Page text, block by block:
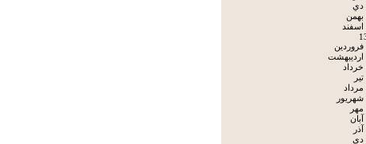
دي
بهمن
اسفند
فروردين
ارديبهشت
خرداد
تير
مرداد
شهريور
مهر
آبان
آذر
دي